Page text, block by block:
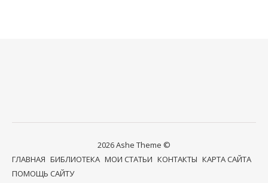
2026 Ashe Theme ©
ГЛАВНАЯ БИБЛИОТЕКА МОИ СТАТЬИ КОНТАКТЫ КАРТА САЙТА
ПОМОЩЬ САЙТУ